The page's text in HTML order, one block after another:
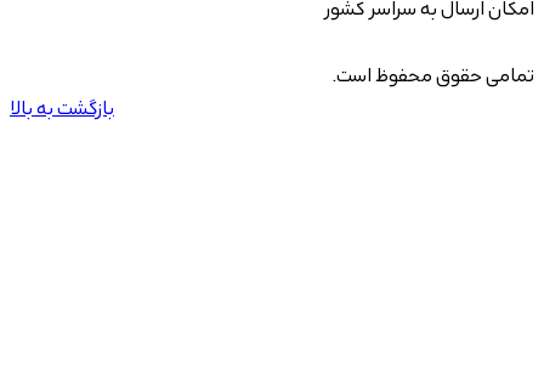
امکان ارسال به سراسر کشور
تمامی حقوق محفوظ است.
بازگشت به بالا